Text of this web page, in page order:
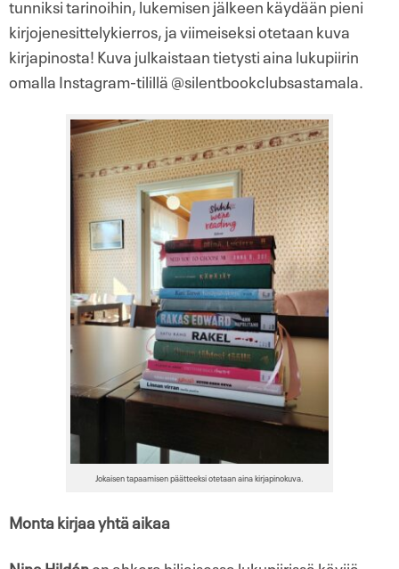
tunniksi tarinoihin, lukemisen jälkeen käydään pieni
kirjojenesittelykierros, ja viimeiseksi otetaan kuva
kirjapinosta! Kuva julkaistaan tietysti aina lukupiirin
omalla Instagram-tilillä @silentbookclubsastamala.
Jokaisen tapaamisen päätteeksi otetaan aina kirjapinokuva.
Monta kirjaa yhtä aikaa